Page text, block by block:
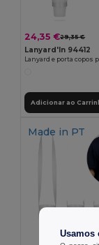
24,35 €29,35 €
Lanyard'In 94412
Adicionar ao
Made in PT
Usamos